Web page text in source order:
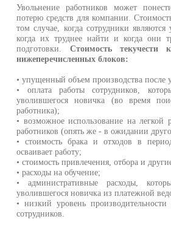
Увольнение работников может
потерю средств для компании.
том случае, когда сотрудники
когда их труднее найти и когда они
подготовки. Стоимость текучести
нижеперечисленных блоков:
• упущенный объем производства после
• оплата работы сотрудников,
уволившегося новичка (во время
работника);
• возможное использование на легкой
работников (опять же - в ожидании
• стоимость брака и отходов в
осваивает работу;
• стоимость привлечения, отбора и
• расходы на обучение;
• административные расходы,
уволившегося новичка из платежной
• низкий уровень
сотрудников.